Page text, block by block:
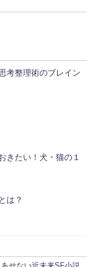
考整理術のブレイン
きたい！犬・猫の１
は？
せない近未来SF小説